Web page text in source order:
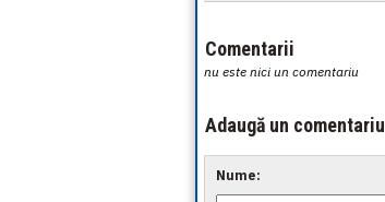
Comentarii
nu este nici un comentariu
Adaugă un comentariu
Nume: